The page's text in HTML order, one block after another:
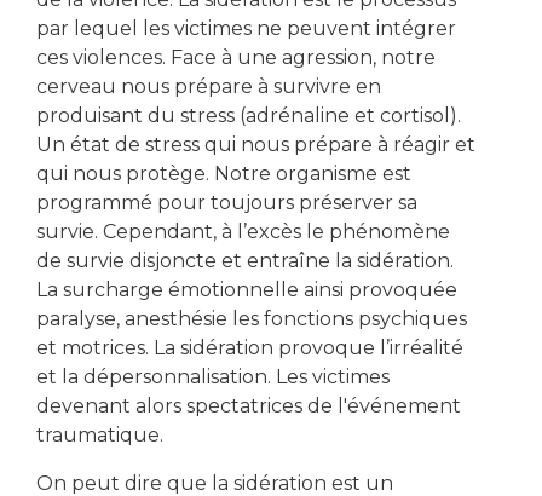
par lequel les victimes ne peuvent intégrer
ces violences. Face à une agression, notre
cerveau nous prépare à survivre en
produisant du stress (adrénaline et cortisol).
Un état de stress qui nous prépare à réagir et
qui nous protège. Notre organisme est
programmé pour toujours préserver sa
survie. Cependant, à l’excès le phénomène
de survie disjoncte et entraîne la sidération.
La surcharge émotionnelle ainsi provoquée
paralyse, anesthésie les fonctions psychiques
et motrices. La sidération provoque l’irréalité
et la dépersonnalisation. Les victimes
devenant alors spectatrices de l'événement
traumatique.
On peut dire que la sidération est un